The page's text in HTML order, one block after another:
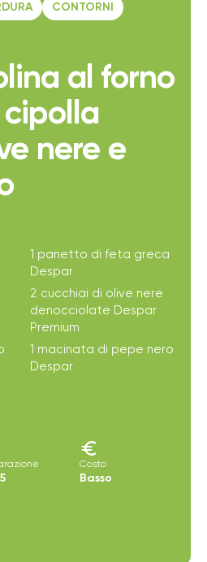
CONTORNI
al forno
nere e
1 panetto di feta greca
Despar
2 cucchiai di olive nere
denocciolate Despar
Premium
1 macinata di pepe nero
Despar
euro
Costo
Basso